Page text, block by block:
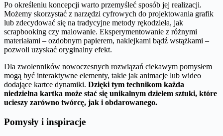
Po określeniu koncepcji warto przemyśleć sposób jej realizacji.
Możemy skorzystać z narzędzi cyfrowych do projektowania grafik
lub zdecydować się na tradycyjne metody rękodzieła, jak
scrapbooking czy malowanie. Eksperymentowanie z różnymi
materiałami – ozdobnym papierem, naklejkami bądź wstążkami –
pozwoli uzyskać oryginalny efekt.
Dla zwolenników nowoczesnych rozwiązań ciekawym pomysłem
mogą być interaktywne elementy, takie jak animacje lub wideo
dodające kartce dynamiki. Dzięki tym technikom każda
niedzielna kartka może stać się unikalnym dziełem sztuki, które
ucieszy zarówno twórcę, jak i obdarowanego.
Pomysły i inspiracje